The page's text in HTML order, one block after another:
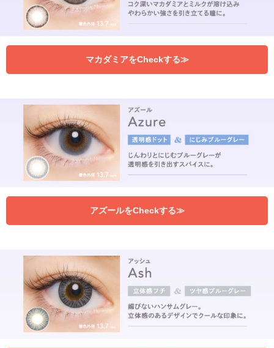
マカダミアをCheckする≫
アズールをCheckする≫